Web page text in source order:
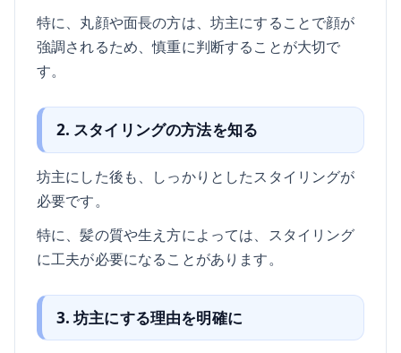
特に、丸顔や面長の方は、坊主にすることで顔が
強調されるため、慎重に判断することが大切で
す。
2. スタイリングの方法を知る
坊主にした後も、しっかりとしたスタイリングが
必要です。
特に、髪の質や生え方によっては、スタイリング
に工夫が必要になることがあります。
3. 坊主にする理由を明確に